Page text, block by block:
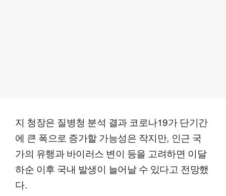
지 청장은 질병청 분석 결과 코로나19가 단기간
에 큰 폭으로 증가할 가능성은 작지만, 인근 국
가의 유행과 바이러스 변이 등을 고려하면 이달
하순 이후 국내 발생이 늘어날 수 있다고 전망했
다.